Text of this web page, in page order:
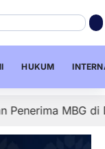
HUKUM
di Depapre,